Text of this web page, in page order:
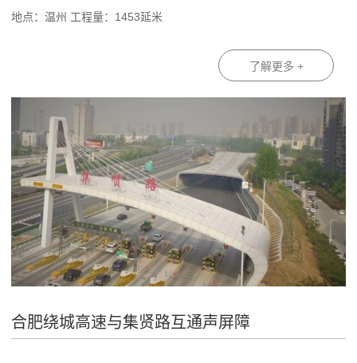
地点：温州 工程量：1453延米
了解更多 +
合肥绕城高速与集贤路互通声屏障